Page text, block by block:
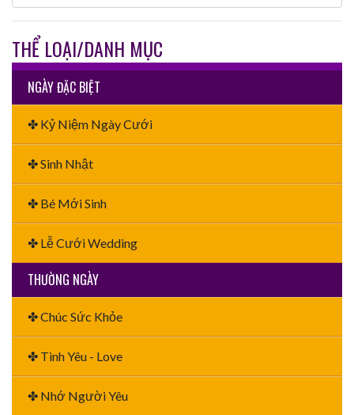
THỂ LOẠI/DANH MỤC
NGÀY ĐẶC BIỆT
✤ Kỷ Niệm Ngày Cưới
✤ Sinh Nhật
✤ Bé Mới Sinh
✤ Lễ Cưới Wedding
THƯỜNG NGÀY
✤ Chúc Sức Khỏe
✤ Tình Yêu - Love
✤ Nhớ Người Yêu